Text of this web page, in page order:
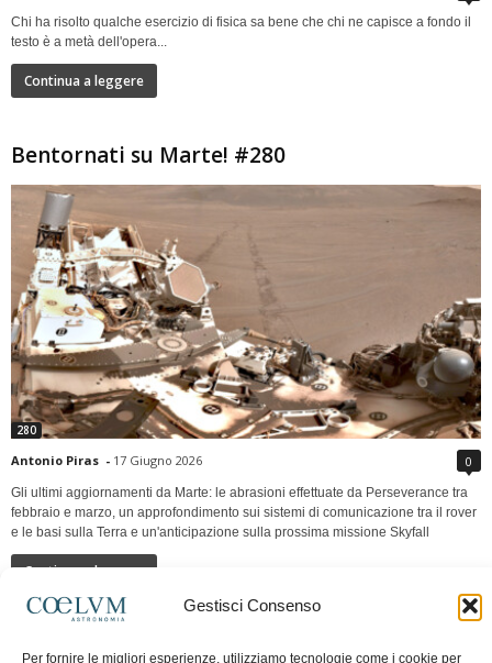
Gestisci Consenso
Per fornire le migliori esperienze, utilizziamo tecnologie come i cookie per
Chi ha risolto qualche esercizio di fisica sa bene che chi ne capisce a fondo il
testo è a metà dell'opera...
Continua a leggere
Bentornati su Marte! #280
280
Antonio Piras - 17 Giugno 2026 0
Gli ultimi aggiornamenti da Marte: le abrasioni effettuate da Perseverance tra
febbraio e marzo, un approfondimento sui sistemi di comunicazione tra il rover
e le basi sulla Terra e un'anticipazione sulla prossima missione Skyfall
Continua a leggere